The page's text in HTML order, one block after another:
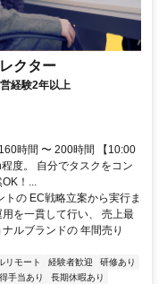
クター
経験2年以上
時間 〜 200時間 【10:00
度。 自分でタスクをコン
！...
の EC戦略立案から実行ま
を一貫して行い、 売上最
ルブランドの 年間売り
リモート 経験者歓迎
研修あり
手当あり
長期休暇あり